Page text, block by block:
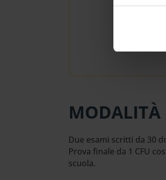
MODALITÀ
Due esami scritti da 30
Prova finale da 1 CFU
scuola.